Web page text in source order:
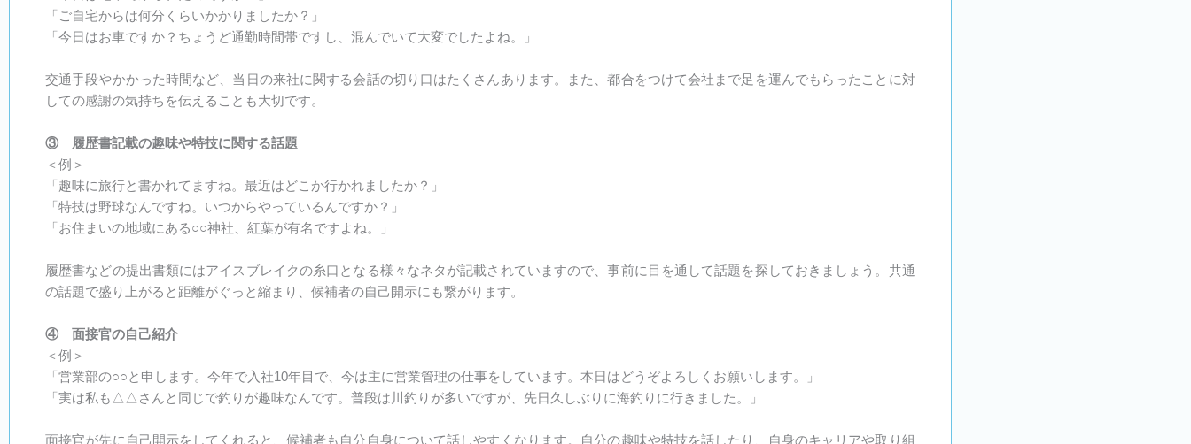
「ご自宅からは何分くらいかかりましたか？」
「今日はお車ですか？ちょうど通勤時間帯ですし、混んでいて大変でしたよね。」
交通手段やかかった時間など、当日の来社に関する会話の切り口はたくさんあります。また、都合をつけて会社まで足を運んでもらったことに対
しての感謝の気持ちを伝えることも大切です。
③ 履歴書記載の趣味や特技に関する話題
＜例＞
「趣味に旅行と書かれてますね。最近はどこか行かれましたか？」
「特技は野球なんですね。いつからやっているんですか？」
「お住まいの地域にある○○神社、紅葉が有名ですよね。」
履歴書などの提出書類にはアイスブレイクの糸口となる様々なネタが記載されていますので、事前に目を通して話題を探しておきましょう。共通
の話題で盛り上がると距離がぐっと縮まり、候補者の自己開示にも繋がります。
④ 面接官の自己紹介
＜例＞
「営業部の○○と申します。今年で入社10年目で、今は主に営業管理の仕事をしています。本日はどうぞよろしくお願いします。」
「実は私も△△さんと同じで釣りが趣味なんです。普段は川釣りが多いですが、先日久しぶりに海釣りに行きました。」
面接官が先に自己開示をしてくれると、候補者も自分自身について話しやすくなります。自分の趣味や特技を話したり、自身のキャリアや取り組